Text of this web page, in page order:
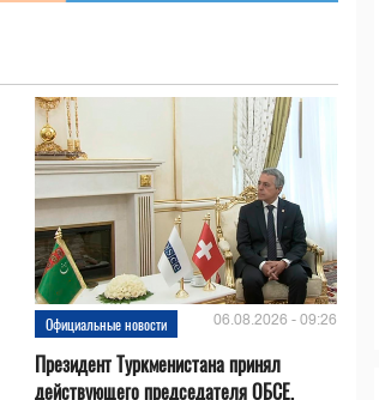
Официальные новости 06.08.2026 - 09:26
Президент Туркменистана принял
действующего председателя ОБСЕ,